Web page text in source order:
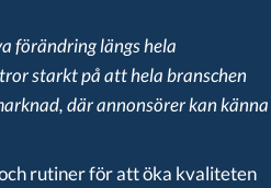
förändring längs hela
starkt på att hela branschen
där annonsörer kan känna
rutiner för att öka kvaliteten